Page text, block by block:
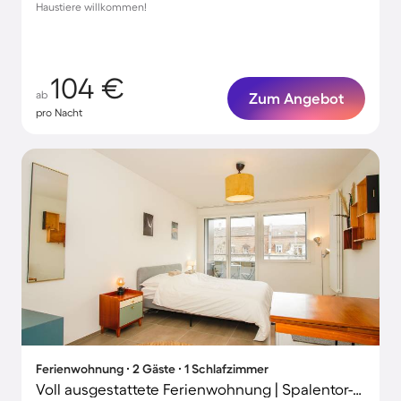
Haustiere willkommen!
ab 104 €
pro Nacht
Zum Angebot
Ferienwohnung ∙ 2 Gäste ∙ 1 Schlafzimmer
Voll ausgestattete Ferienwohnung | Spalentor-Nähe